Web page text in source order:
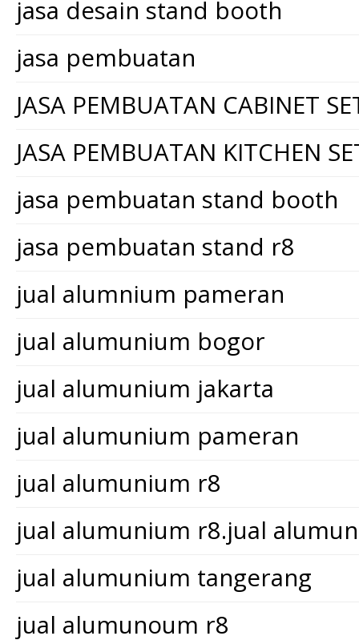
jasa desain stand booth
jasa pembuatan
JASA PEMBUATAN CABINET
JASA PEMBUATAN KITCHEN
jasa pembuatan stand booth
jasa pembuatan stand r8
jual alumnium pameran
jual alumunium bogor
jual alumunium jakarta
jual alumunium pameran
jual alumunium r8
jual alumunium r8.jual
jual alumunium tangerang
jual alumunoum r8